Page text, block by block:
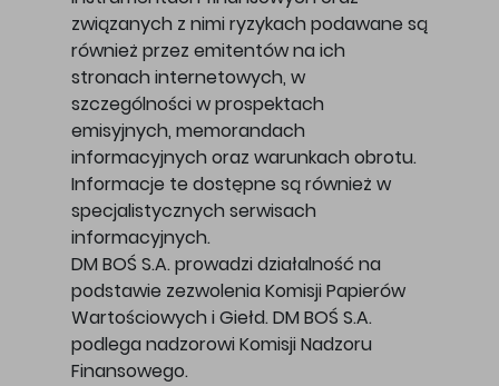
związanych z nimi ryzykach podawane są
również przez emitentów na ich
stronach internetowych, w
szczególności w prospektach
emisyjnych, memorandach
informacyjnych oraz warunkach obrotu.
Informacje te dostępne są również w
specjalistycznych serwisach
informacyjnych.
DM BOŚ S.A. prowadzi działalność na
podstawie zezwolenia Komisji Papierów
Wartościowych i Giełd. DM BOŚ S.A.
podlega nadzorowi Komisji Nadzoru
Finansowego.